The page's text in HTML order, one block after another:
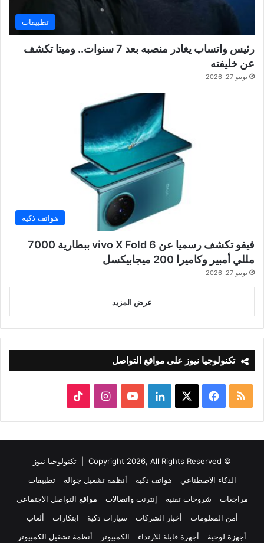
تطبيقات
رئيس واتساب يغادر منصبه بعد 7 سنوات.. وميتا تكشف
عن خليفته
يونيو 27, 2026
هواتف ذكية
فيفو تكشف رسميا عن vivo X Fold 6 ببطارية 7000
مللي أمبير وكاميرا 200 ميجابيكسل
يونيو 27, 2026
عرض المزيد
تكنولوجيا نيوز على مواقع التواصل
ملخص
الموقع
RSS
فيسبوك لينكدإن‫YouTubeانستقرام
© Copyright 2026, All Rights Reserved |
تكنولوجيا نيوز
الذكاء الاصطناعي
هواتف ذكية أنظمة تشغيل جوالة
تطبيقات
مراجعات
شروحات تقنية إنترنت واتصالات
مواقع التواصل الاجتماعي
أمن المعلومات
أخبار الشركات سيارات ذكية ابتكارات
ألعاب
أجهزة لوحية
أجهزة قابلة للارتداء الكمبيوتر أنظمة تشغيل الكمبيوتر